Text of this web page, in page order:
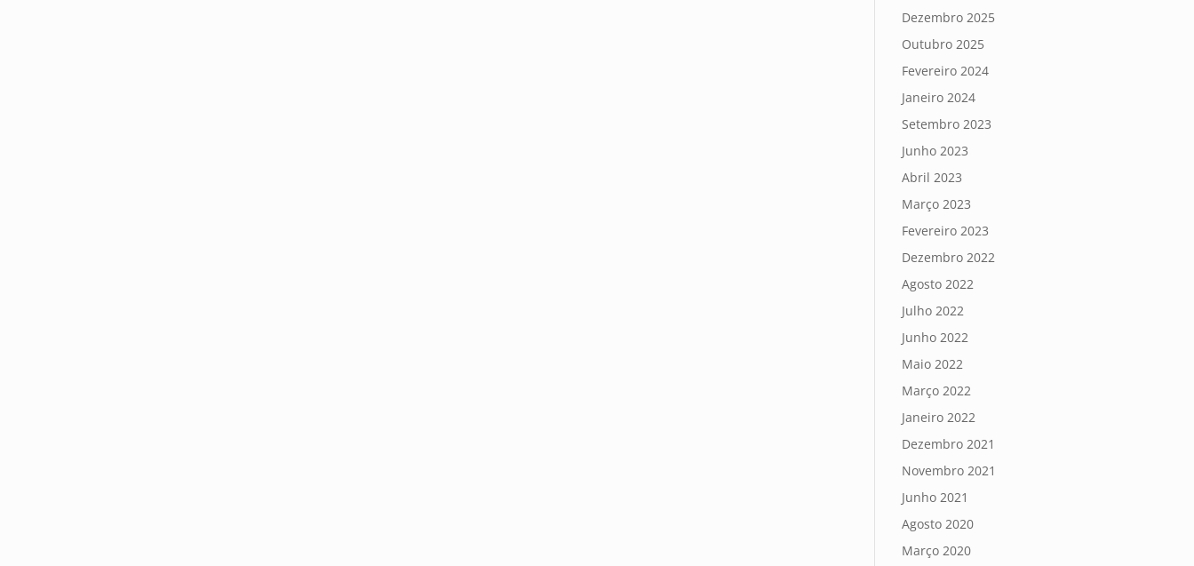
Dezembro 2025
Outubro 2025
Fevereiro 2024
Janeiro 2024
Setembro 2023
Junho 2023
Abril 2023
Março 2023
Fevereiro 2023
Dezembro 2022
Agosto 2022
Julho 2022
Junho 2022
Maio 2022
Março 2022
Janeiro 2022
Dezembro 2021
Novembro 2021
Junho 2021
Agosto 2020
Março 2020